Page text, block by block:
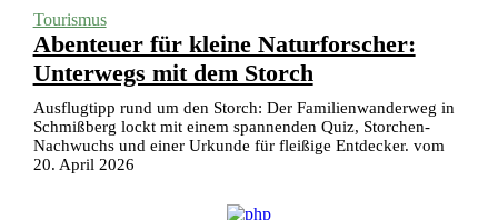
Tourismus
Abenteuer für kleine Naturforscher:
Unterwegs mit dem Storch
Ausflugtipp rund um den Storch: Der Familienwanderweg in
Schmißberg lockt mit einem spannenden Quiz, Storchen-
Nachwuchs und einer Urkunde für fleißige Entdecker. vom
20. April 2026